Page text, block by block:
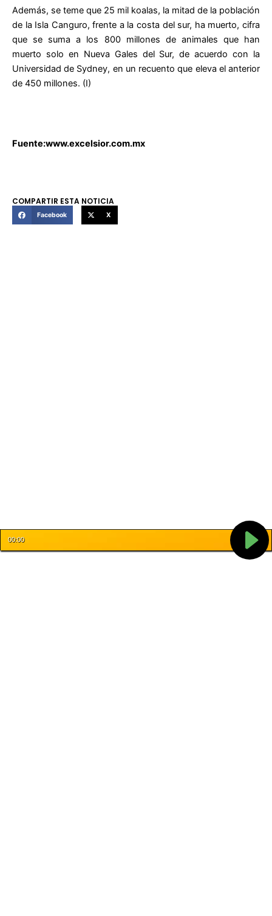
Además, se teme que 25 mil koalas, la mitad de la población
de la Isla Canguro, frente a la costa del sur, ha muerto, cifra
que se suma a los 800 millones de animales que han
muerto solo en Nueva Gales del Sur, de acuerdo con la
Universidad de Sydney, en un recuento que eleva el anterior
de 450 millones. (I)
Fuente:www.excelsior.com.mx
COMPARTIR ESTA NOTICIA
Facebook X